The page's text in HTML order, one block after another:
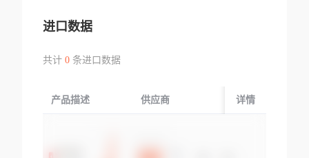
进口数据
共计 0条进口数据
产品描述 供应商 起运国/地区
详情